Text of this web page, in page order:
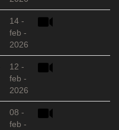
14 -
feb -
2026
12 -
feb -
2026
08 -
feb -